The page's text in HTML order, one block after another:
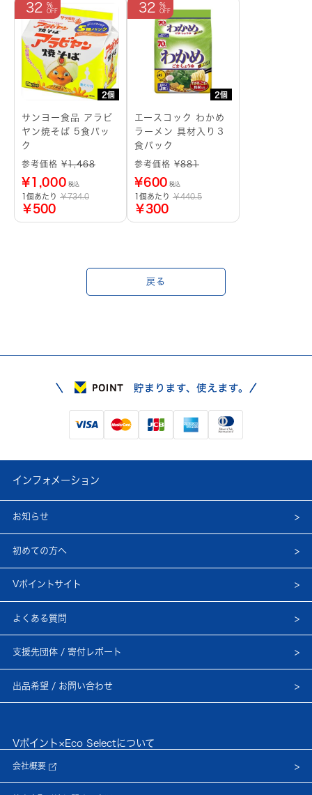
2個
32
サンヨー食品 アラビ
ヤン焼そば 5食パッ
ク
参考価格 ¥1,468
¥1,000 税込
1個あたり ￥734.0
￥500
2個
32
エースコック わかめ
ラーメン 具材入り３
食パック
参考価格 ¥881
¥600 税込
1個あたり ￥440.5
￥300
戻る
インフォメーション
お知らせ
初めての方へ
Vポイントサイト
よくある質問
支援先団体 / 寄付レポート
出品希望 / お問い合わせ
Vポイント×Eco Selectについて
会社概要